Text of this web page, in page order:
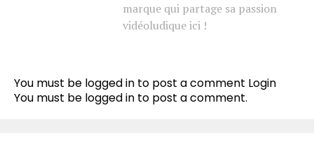
marque qui partage sa passion
vidéoludique ici !
You must be logged in to post a comment Login
You must be logged in to post a comment.